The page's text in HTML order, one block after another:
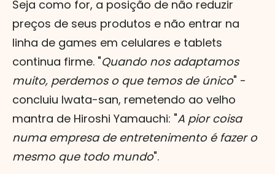
Seja como for, a posição de não reduzir
preços de seus produtos e não entrar na
linha de games em celulares e tablets
continua firme. "Quando nos adaptamos
muito, perdemos o que temos de único" -
concluiu Iwata-san, remetendo ao velho
mantra de Hiroshi Yamauchi: "A pior coisa
numa empresa de entretenimento é fazer o
mesmo que todo mundo".